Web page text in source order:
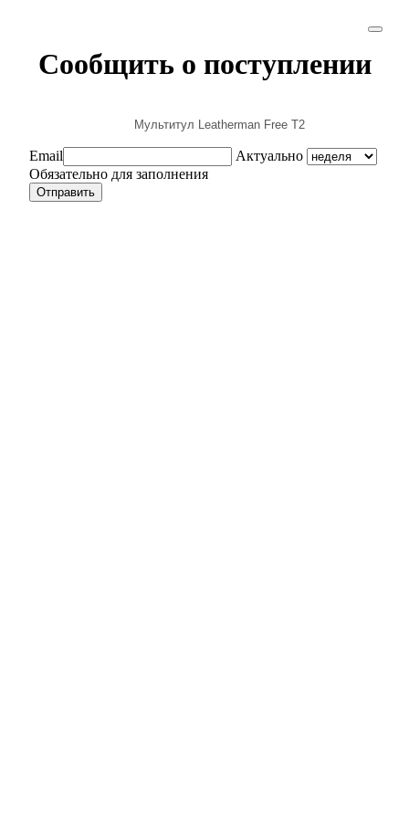
Сообщить о поступлении
Email
Актуально
Обязательно для заполнения
Отправить